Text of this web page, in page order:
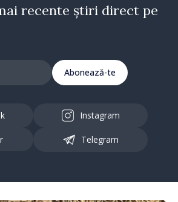
recente știri direct pe
Abonează-te
Instagram
Telegram